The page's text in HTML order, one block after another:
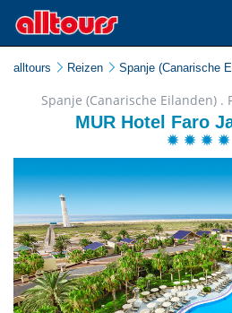
alltours Reizen Spanje (Canarische
Spanje (Canarische Eilanden) .
MUR Hotel Faro